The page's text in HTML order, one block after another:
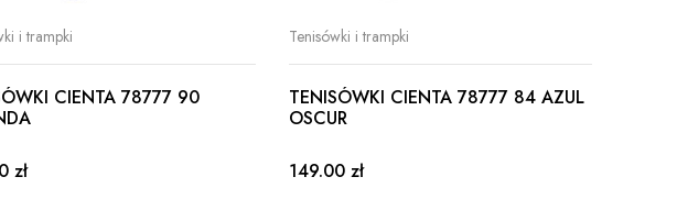
i trampki
CIENTA 78777 90
zł
Tenisówki i trampki
TENISÓWKI CIENTA 78777 84 AZUL
OSCUR
149.00 zł